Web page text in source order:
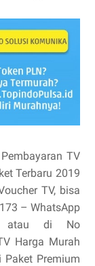
TV
Terbaru 2019
TV, bisa
– WhatsApp
atau di No
Harga Murah
Premium